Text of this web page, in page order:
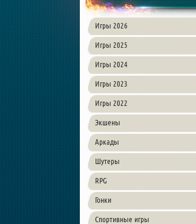
Игры 2026
Игры 2025
Игры 2024
Игры 2023
Игры 2022
Экшены
Аркады
Шутеры
RPG
Гонки
Спортивные игры